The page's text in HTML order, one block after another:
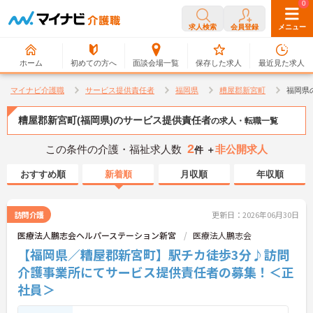
求人検索 会員登録 メニュー
ホーム 初めての方へ 面談会場一覧
0
保存した求人
0
最近見た求人
マイナビ介護職 サービス提供責任者 福岡県 糟屋郡新宮町 福岡県
糟屋郡新宮町(福岡県)のサービス提供責任者の求人・転職一覧
この条件の介護・福祉求人数 2件 ＋非公開求人
おすすめ順 新着順 月収順 年収順
訪問介護 更新日：2026年06月30日
医療法人鵬志会ヘルパーステーション新宮 医療法人鵬志会
【福岡県／糟屋郡新宮町】駅チカ徒歩3分♪訪問
介護事業所にてサービス提供責任者の募集！＜正
社員＞